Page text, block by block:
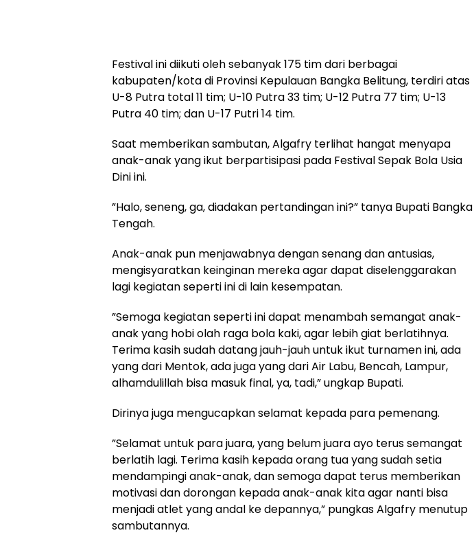
‎Festival ini diikuti oleh sebanyak 175 tim dari berbagai
kabupaten/kota di Provinsi Kepulauan Bangka Belitung, terdiri atas
U-8 Putra total 11 tim; U-10 Putra 33 tim; U-12 Putra 77 tim; U-13
Putra 40 tim; dan U-17 Putri 14 tim.
‎Saat memberikan sambutan, Algafry terlihat hangat menyapa
anak-anak yang ikut berpartisipasi pada Festival Sepak Bola Usia
Dini ini.
‎”Halo, seneng, ga, diadakan pertandingan ini?” tanya Bupati Bangka
Tengah.
‎Anak-anak pun menjawabnya dengan senang dan antusias,
mengisyaratkan keinginan mereka agar dapat diselenggarakan
lagi kegiatan seperti ini di lain kesempatan.
‎”Semoga kegiatan seperti ini dapat menambah semangat anak-
anak yang hobi olah raga bola kaki, agar lebih giat berlatihnya.
Terima kasih sudah datang jauh-jauh untuk ikut turnamen ini, ada
yang dari Mentok, ada juga yang dari Air Labu, Bencah, Lampur,
alhamdulillah bisa masuk final, ya, tadi,” ungkap Bupati.
‎Dirinya juga mengucapkan selamat kepada para pemenang.
‎”Selamat untuk para juara, yang belum juara ayo terus semangat
berlatih lagi. Terima kasih kepada orang tua yang sudah setia
mendampingi anak-anak, dan semoga dapat terus memberikan
motivasi dan dorongan kepada anak-anak kita agar nanti bisa
menjadi atlet yang andal ke depannya,” pungkas Algafry menutup
sambutannya.